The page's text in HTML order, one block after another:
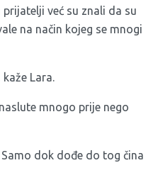
već su znali da su
na način kojeg se mnogi
Lara.
mnogo prije nego
dok dođe do tog čina